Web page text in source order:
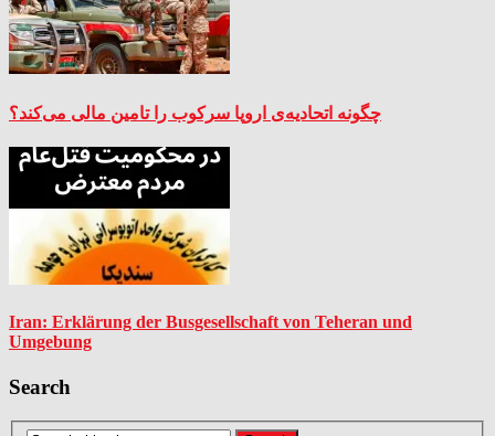
چگونه اتحادیه‌ی اروپا سرکوب را تامین مالی می‌کند؟
Iran: Erklärung der Busgesellschaft von Teheran und
Umgebung
Search